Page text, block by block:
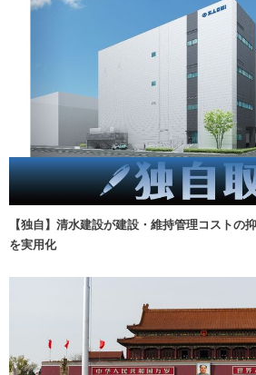
【独自】清水建設が建設・維持管理コストの
を実用化